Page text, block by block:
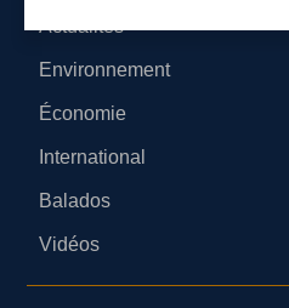
Actualités
Environnement
Économie
International
Balados
Vidéos